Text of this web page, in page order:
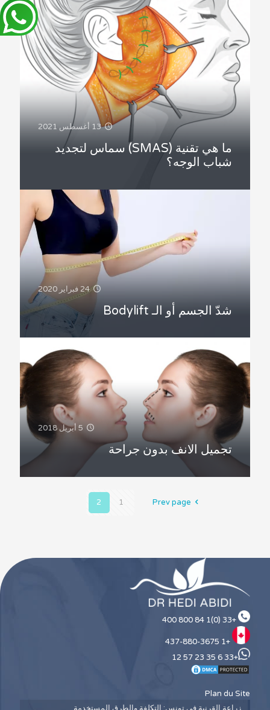
13 أغسطس 2021
ما هي تقنية (SMAS) سماس لتجديد
شباب الوجه؟
24 فبراير 2020
شدّ الجسم أو الـ Bodylift
5 أبريل 2018
تجميل الانف بدون جراحة
Prev page
1
2
+33 (0)1 84 800 400
+1 437-880-3675
+33 6 35 23 57 12
Plan du Site